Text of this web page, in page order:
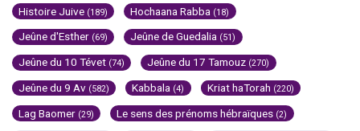
Histoire Juive (189) Hochaana Rabba (18)
Jeûne d'Esther (69) Jeûne de Guedalia (51)
Jeûne du 10 Tévet (74) Jeûne du 17 Tamouz (270)
Jeûne du 9 Av (582) Kabbala (4) Kriat haTorah (220)
Lag Baomer (29) Le sens des prénoms hébraïques (2)